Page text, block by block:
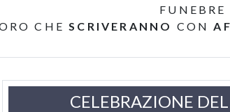
FUNEBRE
CHESCRIVERANNO CON
CELEBRAZIONE